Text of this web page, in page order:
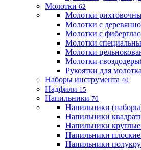
Молотки 62
Молотки
Молотки с
Молотки с
Молотки
Молотки
Молотки-гвоздодеры
Рукоятки для молотка
Наборы инструмента 40
Надфили 15
Напильники 70
Напильники
Напильники
Напильники круглые
Напильники плоские
Напильники